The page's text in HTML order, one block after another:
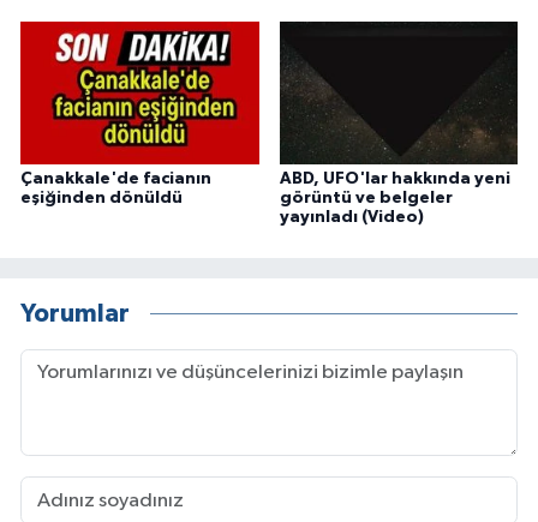
Çanakkale'de facianın
eşiğinden dönüldü
ABD, UFO'lar hakkında yeni
görüntü ve belgeler
yayınladı (Video)
Yorumlar